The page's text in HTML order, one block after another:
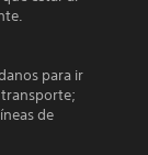
para ir
de